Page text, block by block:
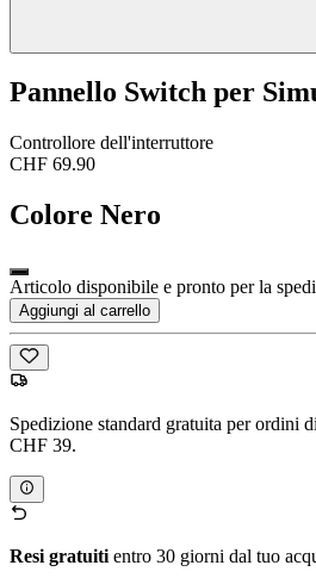
Pannello Switch per
Controllore dell'interruttore
CHF 69.90
Colore Nero
Articolo disponibile e pronto per la
Aggiungi al carrello
Spedizione standard gratuita per ordini
CHF 39.
Resi gratuiti entro 30 giorni dal tuo